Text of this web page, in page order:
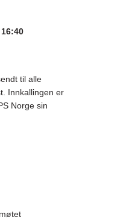
til alle
Innkallingen er
Norge sin